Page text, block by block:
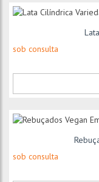
sob consulta
sob consulta